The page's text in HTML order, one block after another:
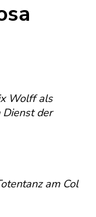
Wolff als
der
am Col